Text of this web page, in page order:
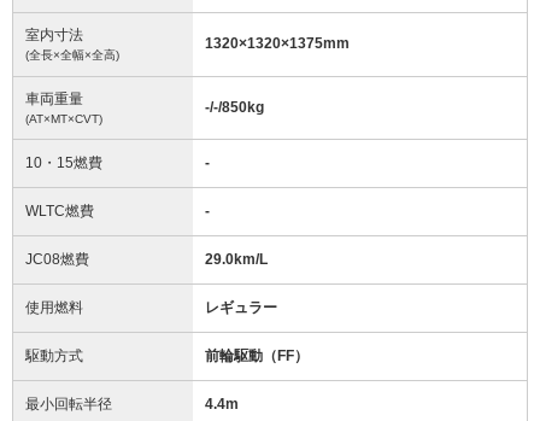
室内寸法
(全長×全幅×全高)
1320×1320×1375mm
車両重量
(AT×MT×CVT)
-/-/850kg
10・15燃費 -
WLTC燃費 -
JC08燃費 29.0km/L
使用燃料 レギュラー
駆動方式 前輪駆動（FF）
最小回転半径 4.4m